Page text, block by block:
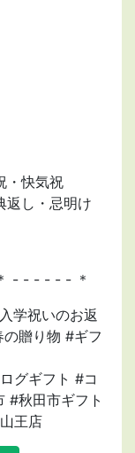
・快気祝
返し・忌明け
- - - - - - ＊
学祝いのお返
贈り物 #ギフ
グギフト #コ
#秋田市ギフト
王店